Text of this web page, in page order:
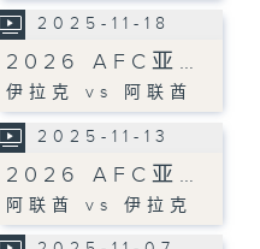
2025-11-18
2026 AFC亚…
伊拉克 vs 阿联酋
2025-11-13
2026 AFC亚…
阿联酋 vs 伊拉克